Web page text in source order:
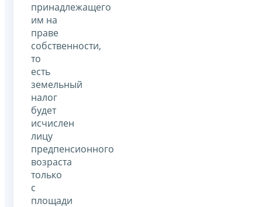
принадлежащего
им на
праве
собственности,
то
есть
земельный
налог
будет
исчислен
лицу
предпенсионного
возраста
только
с
площади